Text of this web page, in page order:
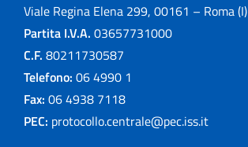
Viale Regina Elena 299, 00161 – Roma (I)
Partita I.V.A. 03657731000
C.F. 80211730587
Telefono: 06 4990 1
Fax: 06 4938 7118
PEC: protocollo.centrale@pec.iss.it